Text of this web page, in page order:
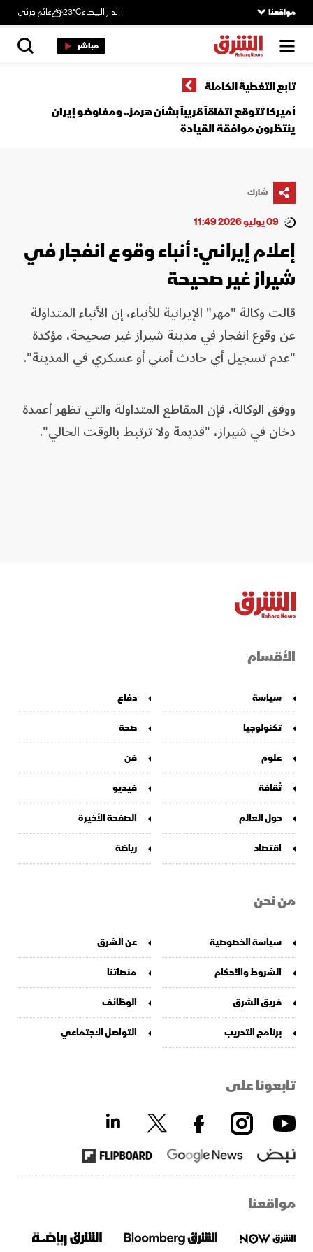
مواقعنا الدار البيضاء23°C غائم جزئي
مباشر
تابع التغطية الكاملة
أميركا تتوقع اتفاقاً قريباً بشأن هرمز.. ومفاوضو إيران
ينتظرون موافقة القيادة
شارك
09 يوليو 2026 11:49
إعلام إيراني: أنباء وقوع انفجار في
شيراز غير صحيحة
قالت وكالة "مهر" الإيرانية للأنباء، إن الأنباء المتداولة
عن وقوع انفجار في مدينة شيراز غير صحيحة، مؤكدة
"عدم تسجيل أي حادث أمني أو عسكري في المدينة".
ووفق الوكالة، فإن المقاطع المتداولة والتي تظهر أعمدة
دخان في شيراز، "قديمة ولا ترتبط بالوقت الحالي".
الأقسام
سياسة
دفاع
تكنولوجيا
صحة
علوم
فن
ثقافة
فيديو
حول العالم
الصفحة الأخيرة
اقتصاد
رياضة
من نحن
سياسة الخصوصية
عن الشرق
الشروط والأحكام
منصاتنا
فريق الشرق
الوظائف
برنامج التدريب
التواصل الاجتماعي
تابعونا على
مواقعنا